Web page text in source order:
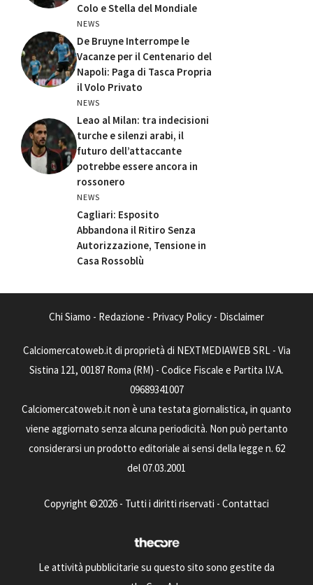
Colo e Stella del Mondiale
NEWS
De Bruyne Interrompe le
Vacanze per il Centenario del
Napoli: Paga di Tasca Propria
il Volo Privato
NEWS
Leao al Milan: tra indecisioni
turche e silenzi arabi, il
futuro dell’attaccante
potrebbe essere ancora in
rossonero
NEWS
Cagliari: Esposito
Abbandona il Ritiro Senza
Autorizzazione, Tensione in
Casa Rossoblù
Chi Siamo - Redazione - Privacy Policy - Disclaimer
Calciomercatoweb.it di proprietà di NEXTMEDIAWEB SRL - Via
Sistina 121, 00187 Roma (RM) - Codice Fiscale e Partita I.V.A.
09689341007
Calciomercatoweb.it non è una testata giornalistica, in quanto
viene aggiornato senza alcuna periodicità. Non può pertanto
considerarsi un prodotto editoriale ai sensi della legge n. 62
del 07.03.2001
Copyright ©2026 - Tutti i diritti riservati - Contattaci
Le attività pubblicitarie su questo sito sono gestite da